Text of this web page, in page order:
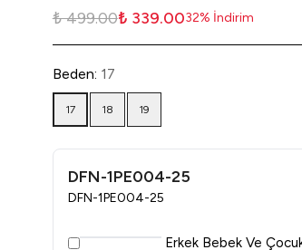
₺ 499.00₺ 339.0032% İndirim
Beden: 17
17 18 19
DFN-1PE004-25
DFN-1PE004-25
Erkek Bebek Ve